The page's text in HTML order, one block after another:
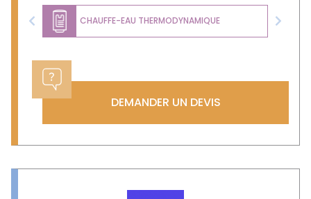
CHAUFFE-EAU THERMODYNAMIQUE
Previous Next
DEMANDER UN DEVIS